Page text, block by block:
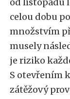
celou dobu
množstvím
musely
je riziko
S otevřením
zátěžový